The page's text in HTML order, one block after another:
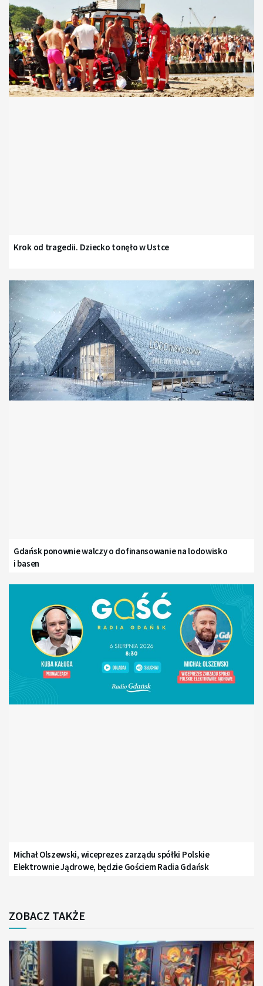
Krok od tragedii. Dziecko tonęło w Ustce
Gdańsk ponownie walczy o dofinansowanie na lodowisko
i basen
Michał Olszewski, wiceprezes zarządu spółki Polskie
Elektrownie Jądrowe, będzie Gościem Radia Gdańsk
ZOBACZ TAKŻE